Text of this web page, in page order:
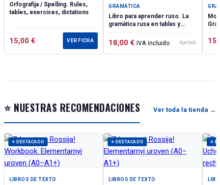
Orfografija / Spelling. Rules,
tables, exercises, dictations
15,00 € VER FICHA
GRAMÁTICA
Libro para aprender ruso. La
gramática rusa en tablas y
18,00 € IVA incluido Agotado
Moi
⭐ NUESTRAS RECOMENDACIONES Ver toda la tienda →
⭐ DESTACADO
LIBROS DE TEXTO
⭐ DESTACADO
LIBROS DE TEXTO
⭐